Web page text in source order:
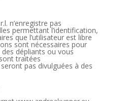
n’enregistre pas
permettant l’identification,
que l’utilisateur est libre
sont nécessaires pour
dépliants ou vous
traitées
pas divulguées à des